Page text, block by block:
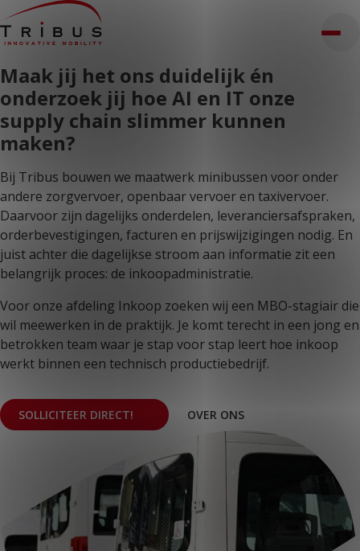
Stages Klantportaal T: 030 669 50 20
Home
Onze oplossingen
Rolstoelbussen
Lagevloersbussen
Vloersystemen
Voor wie
Openbaar vervoer
Taxibedrijven
Zorginstellingen
Luchthavens
Over ons
Nieuws
Contact
WERKEN BIJ TRIBUS
Maak jij het ons duidelijk én
onderzoek jij hoe AI en IT onze
supply chain slimmer kunnen
maken?
Bij Tribus bouwen we maatwerk minibussen voor onder
andere zorgvervoer, openbaar vervoer en taxivervoer.
Daarvoor zijn dagelijks onderdelen, leveranciersafspraken,
orderbevestigingen, facturen en prijswijzigingen nodig. En
juist achter die dagelijkse stroom aan informatie zit een
belangrijk proces: de inkoopadministratie.
Voor onze afdeling Inkoop zoeken wij een MBO-stagiair die
wil meewerken in de praktijk. Je komt terecht in een jong en
betrokken team waar je stap voor stap leert hoe inkoop
werkt binnen een technisch productiebedrijf.
SOLLICITEER DIRECT! OVER ONS